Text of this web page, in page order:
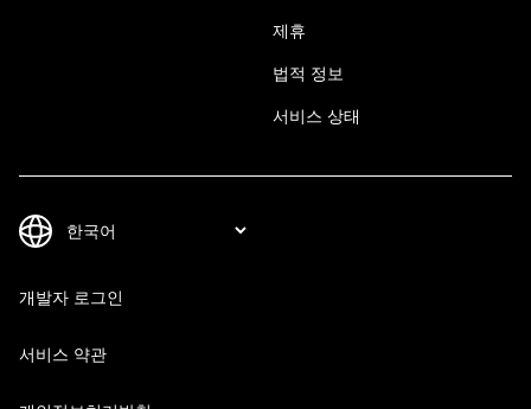
제휴
법적 정보
서비스 상태
개발자 로그인
서비스 약관